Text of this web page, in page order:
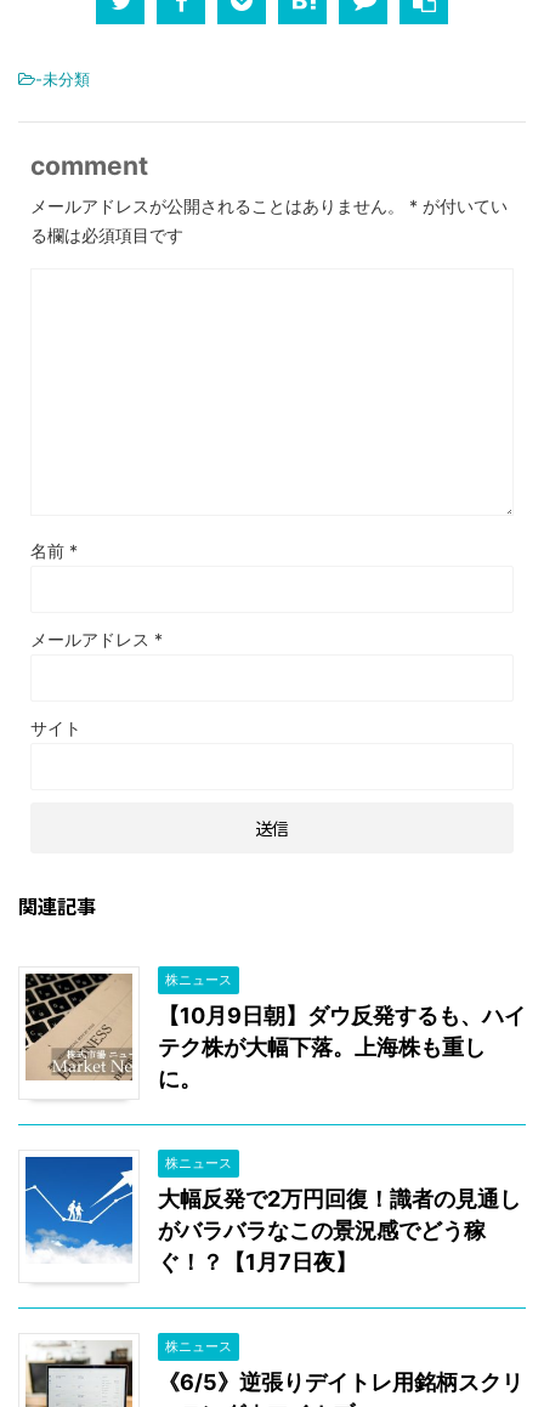
-未分類
comment
メールアドレスが公開されることはありません。 * が付いてい
る欄は必須項目です
名前 *
メールアドレス *
サイト
関連記事
株ニュース
【10月9日朝】ダウ反発するも、ハイ
テク株が大幅下落。上海株も重し
に。
株ニュース
大幅反発で2万円回復！識者の見通し
がバラバラなこの景況感でどう稼
ぐ！？【1月7日夜】
株ニュース
《6/5》逆張りデイトレ用銘柄スクリ